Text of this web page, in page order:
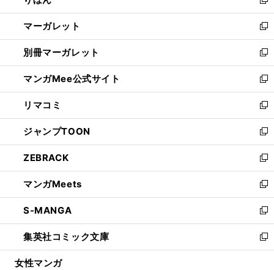
開
く
ウ
で
開
く
ン
ド
ウ
で
開
く
新
し
い
ウ
ィ
ン
ド
ウ
で
開
く
マーガレット
新
し
い
ウ
ィ
ン
ド
ウ
で
開
く
別冊マーガレット
新
し
い
ウ
ィ
ン
ド
ウ
で
開
く
マンガMee公式サイト
新
し
い
ウ
ィ
ン
ド
ウ
で
開
く
リマコミ
新
し
い
ウ
ィ
ン
ド
ウ
で
開
く
ジャンプTOON
新
し
い
ウ
ィ
ン
ド
ウ
で
開
ZEBRACK
新
し
い
ウ
ィ
ン
ド
ウ
マンガMeets
新
し
い
ウ
ィ
ン
S-MANGA
新
し
い
ウ
集英社コミック文庫
新
し
女性マンガ